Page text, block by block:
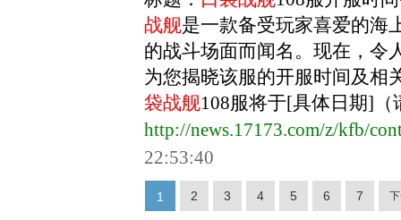
战舰是一款备受玩家喜爱的海
的战斗场面而闻名。现在，令
为您揭晓该服的开服时间及相
袋战舰108服将于[具体日期]（
http://news.17173.com/z/kfb/
22:53:40
1 2 3 4 5 6 7